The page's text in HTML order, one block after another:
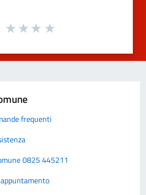
frequenti
0825 445211